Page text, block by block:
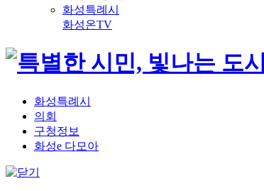
화성특례시
화성온TV
화성특례시
의회
구청정보
화성e 다모아